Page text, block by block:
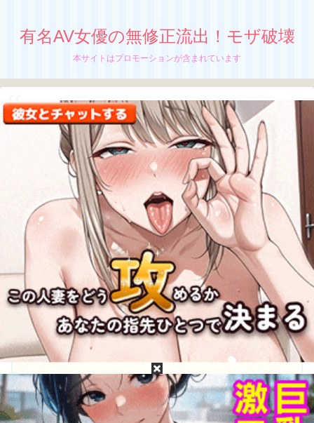
有名AV女優の無修正流出！モザ破壊
本サイトはプロモーションが含まれています
【三好佑香】無修正流出！モザイク破壊！
快感に溺れる元地方局アナウンサー
ちぬう
綺麗な女子アナお姉さん、
三好佑香の無修正動画が流出中か！？
さっちん
「三好佑香」の無修正動画の流出が止まんね
ーぜ！
目次
三好佑香って誰？三好佑香のプロフィール
三好佑香の無修正動画・モザイク破壊は無料で流